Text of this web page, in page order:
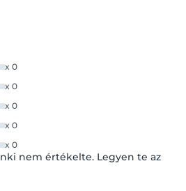
x 0
x 0
x 0
x 0
x 0
nem értékelte. Legyen te az